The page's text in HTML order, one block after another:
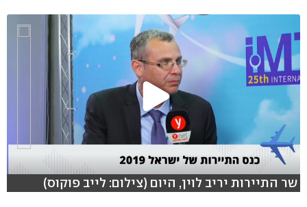
שר התיירות יריב לוין, היום (צילום: לייב פוקוס)